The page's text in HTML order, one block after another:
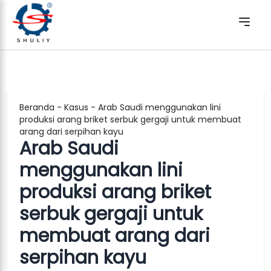
Beranda - Kasus - Arab Saudi menggunakan lini
produksi arang briket serbuk gergaji untuk membuat
arang dari serpihan kayu
Arab Saudi
menggunakan lini
produksi arang briket
serbuk gergaji untuk
membuat arang dari
serpihan kayu